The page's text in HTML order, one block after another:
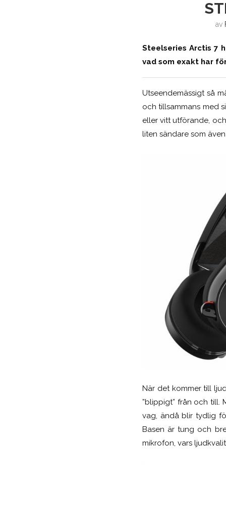
av
Steelseries Arctis 7
vad som exakt har
Utseendemässigt så
och tillsammans med
eller vitt utförande,
liten sändare som
När det kommer till
”blippigt” från och till.
vag, ändå blir tydlig
Basen är tung och
mikrofon, vars